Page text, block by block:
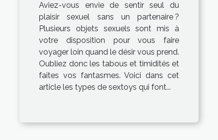
Aviez-vous envie de sentir seul du
plaisir sexuel sans un partenaire ?
Plusieurs objets sexuels sont mis à
votre disposition pour vous faire
voyager loin quand le désir vous prend.
Oubliez donc les tabous et timidités et
faites vos fantasmes. Voici dans cet
article les types de sextoys qui font...